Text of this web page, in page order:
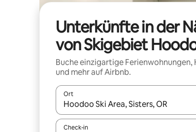
Unterkünfte in der
von Skigebiet
Buche einzigartige Ferienwohnungen,
und mehr auf Airbnb.
Ort
Wenn Ergebnisse verfügbar sind,
Check-in